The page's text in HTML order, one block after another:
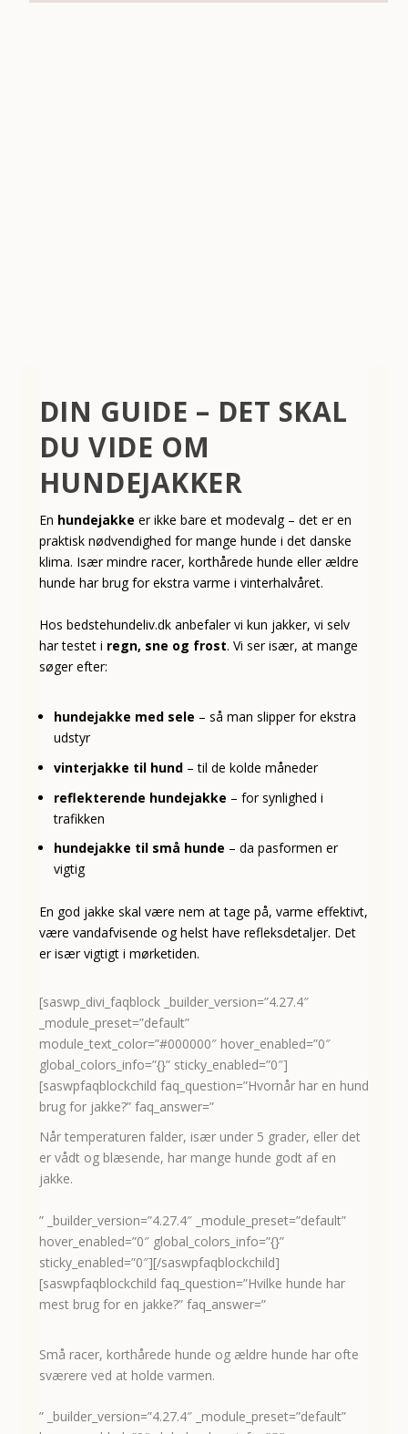
DIN GUIDE – DET SKAL
DU VIDE OM
HUNDEJAKKER
En hundejakke er ikke bare et modevalg – det er en
praktisk nødvendighed for mange hunde i det danske
klima. Især mindre racer, korthårede hunde eller ældre
hunde har brug for ekstra varme i vinterhalvåret.
Hos bedstehundeliv.dk anbefaler vi kun jakker, vi selv
har testet i regn, sne og frost. Vi ser især, at mange
søger efter:
hundejakke med sele – så man slipper for ekstra
udstyr
vinterjakke til hund– til de kolde måneder
reflekterende hundejakke – for synlighed i
trafikken
hundejakke til små hunde – da pasformen er
vigtig
En god jakke skal være nem at tage på, varme effektivt,
være vandafvisende og helst have refleksdetaljer. Det
er især vigtigt i mørketiden.
[saswp_divi_faqblock _builder_version=”4.27.4″
_module_preset=”default”
module_text_color=”#000000″ hover_enabled=”0″
global_colors_info=”{}” sticky_enabled=”0″]
[saswpfaqblockchild faq_question=”Hvornår har en hund
brug for jakke?” faq_answer=”
Når temperaturen falder, især under 5 grader, eller det
er vådt og blæsende, har mange hunde godt af en
jakke.
” _builder_version=”4.27.4″ _module_preset=”default”
hover_enabled=”0″ global_colors_info=”{}”
sticky_enabled=”0″][/saswpfaqblockchild]
[saswpfaqblockchild faq_question=”Hvilke hunde har
mest brug for en jakke?” faq_answer=”
Små racer, korthårede hunde og ældre hunde har ofte
sværere ved at holde varmen.
” _builder_version=”4.27.4″ _module_preset=”default”